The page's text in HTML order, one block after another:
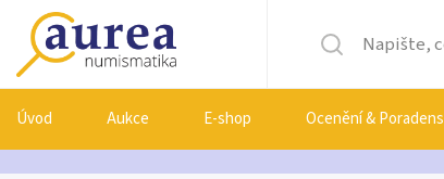
Úvod Aukce E-shop Ocenění &